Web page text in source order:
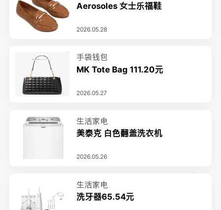
Aerosoles 女士乐福鞋
2026.05.28
手袋钱包
MK Tote Bag 111.20元
2026.05.27
生活家电
美泰克 白色翻盖洗衣机
2026.05.26
生活家电
洗牙器65.54元